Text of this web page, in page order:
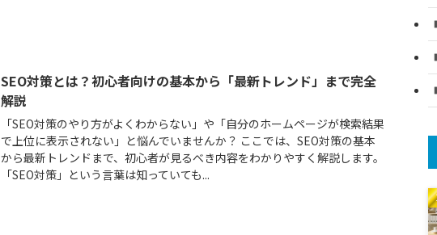
SEO対策とは？初心者向けの基本から「最新トレンド」まで完全
解説
「SEO対策のやり方がよくわからない」や「自分のホームページが検索結果
で上位に表示されない」と悩んでいませんか？ ここでは、SEO対策の基本
から最新トレンドまで、初心者が見るべき内容をわかりやすく解説します。
「SEO対策」という言葉は知っていても...